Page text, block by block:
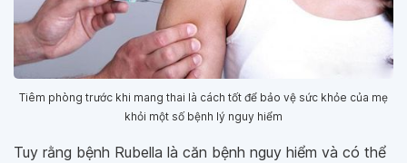
Tiêm phòng trước khi mang thai là cách tốt để bảo vệ sức khỏe của mẹ
khỏi một số bệnh lý nguy hiểm
Tuy rằng bệnh Rubella là căn bệnh nguy hiểm và có thể